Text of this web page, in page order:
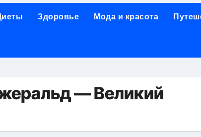
обучения и актуальные профессиональные
реабилитации при алкогольной
принципы, показания и этапы установки
МРТ на современном магнитно-резонансном
промышленности в Узбекистане
Здоровье Мода и красота
— Великий